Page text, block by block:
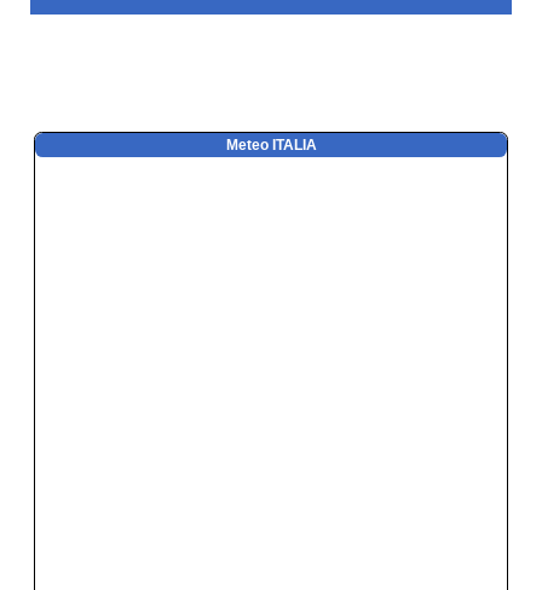
Meteo ITALIA